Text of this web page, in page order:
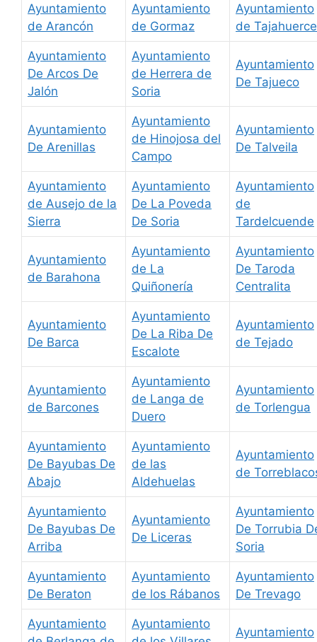
Ayuntamiento
de Arancón
Ayuntamiento
de Gormaz
Ayuntamiento
de Tajahuerce
Ayuntamiento
De Arcos De
Jalón
Ayuntamiento
de Herrera de
Soria
Ayuntamiento
De Tajueco
Ayuntamiento
De Arenillas
Ayuntamiento
de Hinojosa del
Campo
Ayuntamiento
De Talveila
Ayuntamiento
de Ausejo de la
Sierra
Ayuntamiento
De La Poveda
De Soria
Ayuntamiento
de
Tardelcuende
Ayuntamiento
de Barahona
Ayuntamiento
de La
Quiñonería
Ayuntamiento
De Taroda
Centralita
Ayuntamiento
De Barca
Ayuntamiento
De La Riba De
Escalote
Ayuntamiento
de Tejado
Ayuntamiento
de Barcones
Ayuntamiento
de Langa de
Duero
Ayuntamiento
de Torlengua
Ayuntamiento
De Bayubas De
Abajo
Ayuntamiento
de las
Aldehuelas
Ayuntamiento
de
Ayuntamiento
De Bayubas De
Arriba
Ayuntamiento
De Liceras
Ayuntamiento
De Torrubia
Soria
Ayuntamiento
De Beraton
Ayuntamiento
de los Rábanos
Ayuntamiento
De Trevago
Ayuntamiento
Ayuntamiento
Ayuntamiento